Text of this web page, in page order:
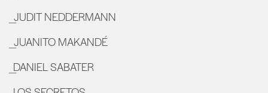
_JUDIT NEDDERMANN
_JUANITO MAKANDÉ
_DANIEL SABATER